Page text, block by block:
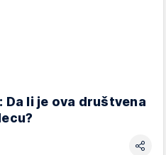
li je ova društvena